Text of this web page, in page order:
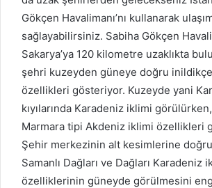
Gökçen Havalimanı’nı kullanarak
sağlayabilirsiniz. Sabiha Gökçen
Sakarya’ya 120 kilometre uzaklıkta
şehri kuzeyden güneye doğru
özellikleri gösteriyor. Kuzeyde yani
kıyılarında Karadeniz iklimi
Marmara tipi Akdeniz iklimi özellikleri
Şehir merkezinin alt kesimlerine
Samanlı Dağları ve Dağları Karadeniz
özelliklerinin güneyde görülmesini